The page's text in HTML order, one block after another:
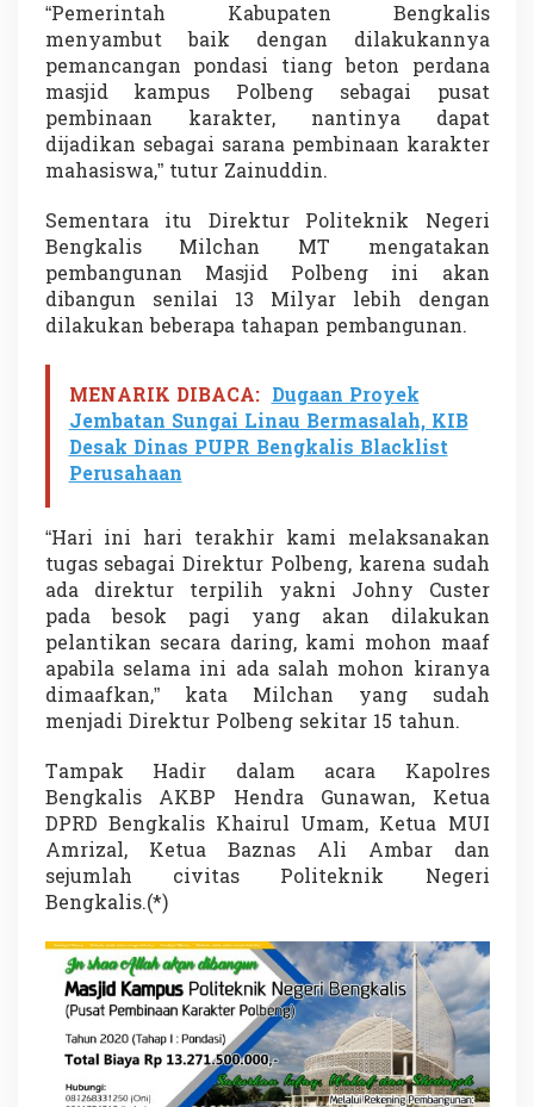
“Pemerintah Kabupaten Bengkalis
menyambut baik dengan dilakukannya
pemancangan pondasi tiang beton perdana
masjid kampus Polbeng sebagai pusat
pembinaan karakter, nantinya dapat
dijadikan sebagai sarana pembinaan karakter
mahasiswa,” tutur Zainuddin.
Sementara itu Direktur Politeknik Negeri
Bengkalis Milchan MT mengatakan
pembangunan Masjid Polbeng ini akan
dibangun senilai 13 Milyar lebih dengan
dilakukan beberapa tahapan pembangunan.
MENARIK DIBACA: Dugaan Proyek
Jembatan Sungai Linau Bermasalah, KIB
Desak Dinas PUPR Bengkalis Blacklist
Perusahaan
“Hari ini hari terakhir kami melaksanakan
tugas sebagai Direktur Polbeng, karena sudah
ada direktur terpilih yakni Johny Custer
pada besok pagi yang akan dilakukan
pelantikan secara daring, kami mohon maaf
apabila selama ini ada salah mohon kiranya
dimaafkan,” kata Milchan yang sudah
menjadi Direktur Polbeng sekitar 15 tahun.
Tampak Hadir dalam acara Kapolres
Bengkalis AKBP Hendra Gunawan, Ketua
DPRD Bengkalis Khairul Umam, Ketua MUI
Amrizal, Ketua Baznas Ali Ambar dan
sejumlah civitas Politeknik Negeri
Bengkalis.(*)